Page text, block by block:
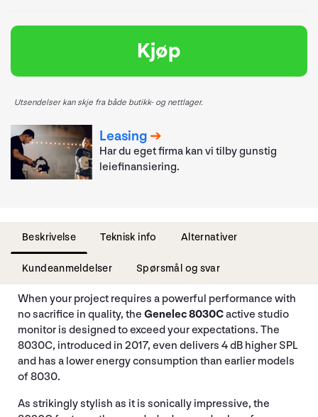
Kjøp
Utsendelser kan skje fra både butikk- og nettlager.
Leasing
Har du eget firma kan vi tilby gunstig
leiefinansiering.
Beskrivelse Teknisk info Alternativer
Kundeanmeldelser Spørsmål og svar
When your project requires a powerful performance with
no sacrifice in quality, the Genelec 8030Cactive studio
monitor is designed to exceed your expectations. The
8030C, introduced in 2017, even delivers 4 dB higher SPL
and has a lower energy consumption than earlier models
of 8030.
As strikingly stylish as it is sonically impressive, the